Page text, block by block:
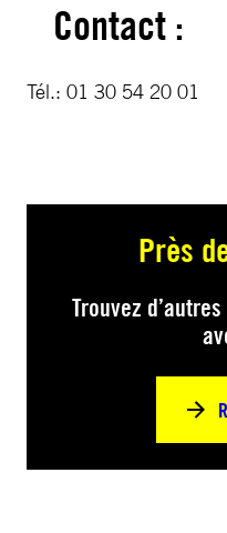
Contact :
Tél.: 01 30 54 20 01
Près
Trouvez